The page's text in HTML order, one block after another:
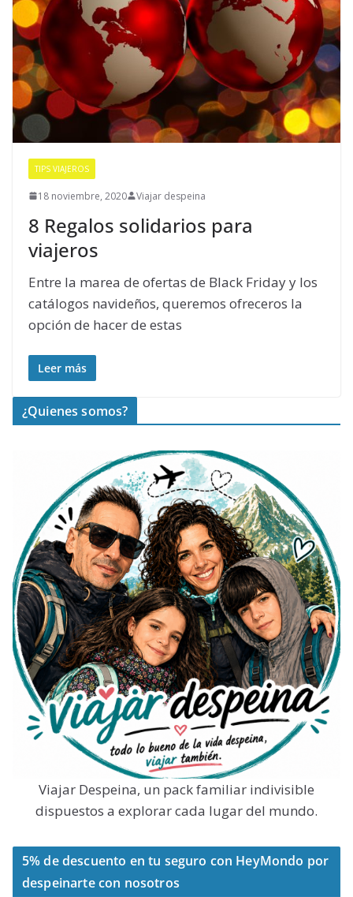
TIPS VIAJEROS
18 noviembre, 2020 Viajar despeina
8 Regalos solidarios para
viajeros
Entre la marea de ofertas de Black Friday y los
catálogos navideños, queremos ofreceros la
opción de hacer de estas
Leer más
¿Quienes somos?
Viajar Despeina, un pack familiar indivisible
dispuestos a explorar cada lugar del mundo.
5% de descuento en tu seguro con HeyMondo por
despeinarte con nosotros